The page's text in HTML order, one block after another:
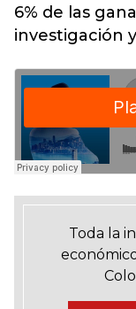
6% de las
investigación
Toda la